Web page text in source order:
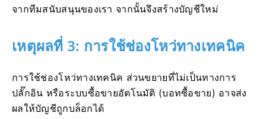
จากทีมสนับสนุนของเรา จากนั้นจึงสร้างบัญชีใหม่
เหตุผลที่ 3: การใช้ช่องโหว่ทางเทคนิค
การใช้ช่องโหว่ทางเทคนิค ส่วนขยายที่ไม่เป็นทางการ
ปลั๊กอิน หรือระบบซื้อขายอัตโนมัติ (บอทซื้อขาย) อาจส่ง
ผลให้บัญชีถูกบล็อกได้